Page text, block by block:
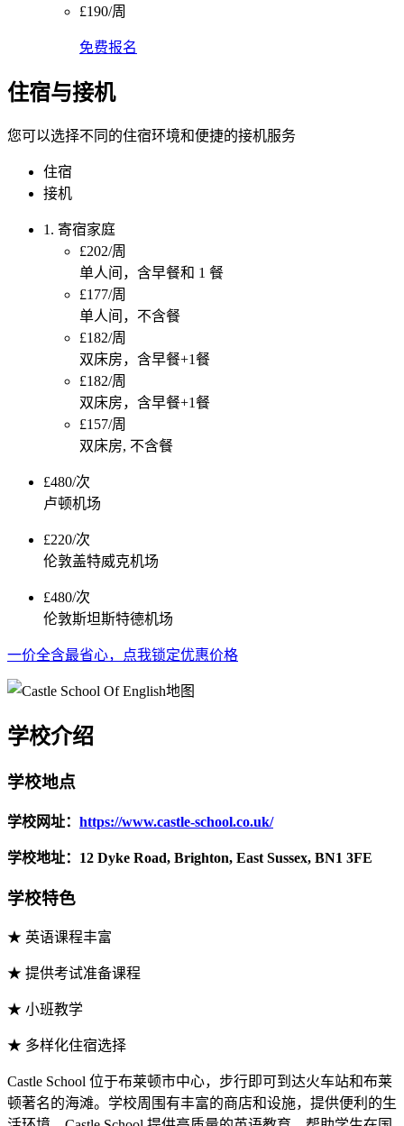
£190/周
免费报名
住宿与接机
您可以选择不同的住宿环境和便捷的接机服务
住宿
接机
1. 寄宿家庭
£202/周
单人间，含早餐和 1 餐
£177/周
单人间，不含餐
£182/周
双床房，含早餐+1餐
£182/周
双床房，含早餐+1餐
£157/周
双床房, 不含餐
£480/次
卢顿机场
£220/次
伦敦盖特威克机场
£480/次
伦敦斯坦斯特德机场
一价全含最省心，点我锁定优惠价格
学校介绍
学校地点
学校网址： https://www.castle-school.co.uk/
学校地址：12 Dyke Road, Brighton, East Sussex, BN1 3FE
学校特色
★ 英语课程丰富
★ 提供考试准备课程
★ 小班教学
★ 多样化住宿选择
Castle School 位于布莱顿市中心，步行即可到达火车站和布莱
顿著名的海滩。学校周围有丰富的商店和设施，提供便利的生